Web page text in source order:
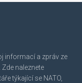
informací a zpráv ze
naleznete
týkající se NATO,